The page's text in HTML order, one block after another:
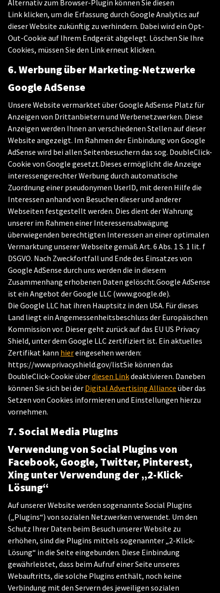
Alternativ zum Browser-Plugin können Sie diesen
Link klicken, um die Erfassung durch Google Analytics auf
dieser Website zukünftig zu verhindern. Dabei wird ein Opt-
Out-Cookie auf Ihrem Endgerät abgelegt. Löschen Sie Ihre
Cookies, müssen Sie den Link erneut klicken.
6. Werbung über Marketing-Netzwerke
Google AdSense
Unsere Website vermarktet über Google AdSense Platz für
Anzeigen von Drittanbietern und Werbenetzwerken. Diese
Anzeigen werden Ihnen an verschiedenen Stellen auf dieser
Website angezeigt. Im Rahmen der Einbindung von Google
AdSense wird bei allen Seitenbesuchern das sog. DoubleClick-
Cookie von Google gesetzt.Dieses ermöglicht die Anzeige
interessengerechter Werbung durch automatische
Zuordnung einer pseudonymen UserID, mit deren Hilfe die
Interessen anhand von Besuchen dieser und anderer
Webseiten festgestellt werden. Dies dient der Wahrung
unserer im Rahmen einer Interessensabwägung
überwiegenden berechtigten Interessen an einer optimalen
Vermarktung unserer Webseite gemäß Art. 6 Abs. 1 S. 1 lit. f
DSGVO. Nach Zweckfortfall und Ende des Einsatzes von
Google AdSense durch uns werden die in diesem
Zusammenhang erhobenen Daten gelöscht.Google AdSense
ist ein Angebot der Google LLC (www.google.de).
Die Google LLC hat ihren Hauptsitz in den USA. Für dieses
Land liegt ein Angemessenheitsbeschluss der Europäischen
Kommission vor. Dieser geht zurück auf das EU US Privacy
Shield, unter dem Google LLC zertifiziert ist. Ein aktuelles
Zertifikat kann hiereingesehen werden:
https://www.privacyshield.gov/listSie können das
DoubleClick-Cookie überdiesen Linkdeaktivieren. Daneben
können Sie sich bei der Digital Advertising Alliance über das
Setzen von Cookies informieren und Einstellungen hierzu
vornehmen.
7. Social Media PlugIns
Verwendung von Social Plugins von
Facebook, Google, Twitter, Pinterest,
Xing unterVerwendung der „2-Klick-
Lösung“
Auf unserer Website werden sogenannte Social Plugins
(„Plugins“) von sozialen Netzwerken verwendet. Um den
Schutz Ihrer Daten beim Besuch unserer Website zu
erhöhen, sind die Plugins mittels sogenannter „2-Klick-
Lösung“ in die Seite eingebunden. Diese Einbindung
gewährleistet, dass beim Aufruf einer Seite unseres
Webauftritts, die solche Plugins enthält, noch keine
Verbindung mit den Servern des jeweiligen sozialen